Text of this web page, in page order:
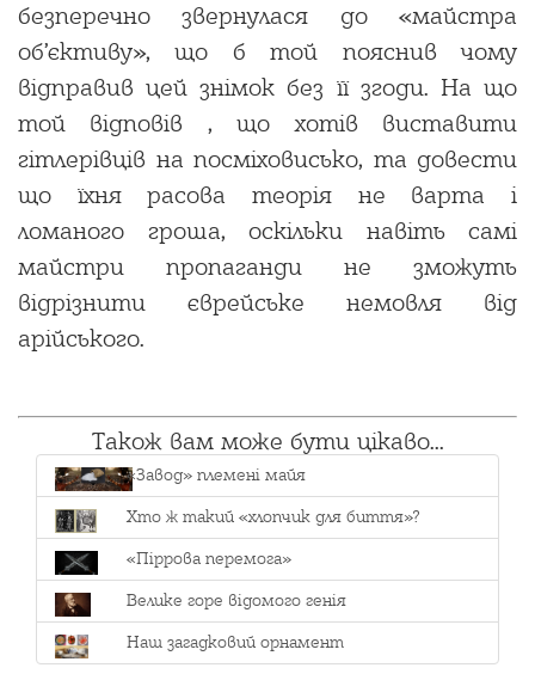
безперечно звернулася до «майстра
об’єктиву», що б той пояснив чому
відправив цей знімок без її згоди. На що
той відповів , що хотів виставити
гітлерівців на посміховисько, та довести
що їхня расова теорія не варта і
ломаного гроша, оскільки навіть самі
майстри пропаганди не зможуть
відрізнити єврейське немовля від
арійського.
Також вам може бути цікаво...
«Завод» племені майя
Хто ж такий «хлопчик для биття»?
«Піррова перемога»
Велике горе відомого генія
Наш загадковий орнамент